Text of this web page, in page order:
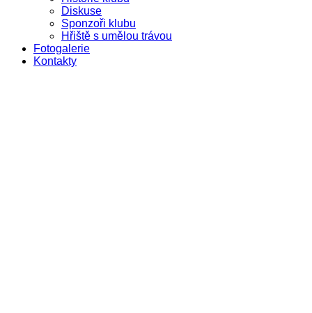
Diskuse
Sponzoři klubu
Hřiště s umělou trávou
Fotogalerie
Kontakty